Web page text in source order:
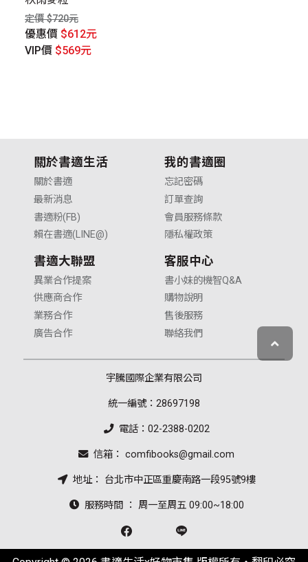
定價 $720元
優惠價 $612元
VIP價 $569元
關於書適生活
關於書適
最新消息
書適粉(FB)
賴在書適(LINE@)
我的書適圈
忘記密碼
訂單查詢
會員服務條款
隱私權政策
書適大聯盟
異業合作提案
供應商合作
業務合作
廣告合作
客服中心
書小妹的機智Q&A
購物說明
售後服務
聯絡我們
宇騰國際企業有限公司
統一編號：28697198
電話：02-2388-0202
信箱： comfibooks@gmail.com
地址： 台北市中正區重慶南路一段95號9樓
服務時間 ： 周一至周五 09:00~18:00